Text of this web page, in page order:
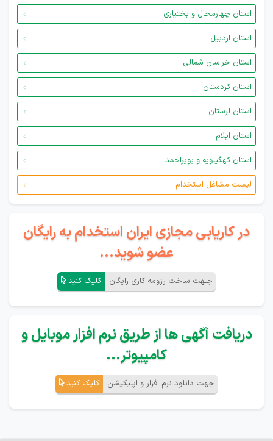
استان چهارمحال و بختیاری
استان اردبیل
استان خراسان شمالی
استان کردستان
استان لرستان
استان ایلام
استان کهگیلویه و بویراحمد
لیست مشاغل استخدام
در کاریابی مجازی ایران استخدام به رایگان
عضو شوید...
جـهت ساخت رزومه کاری رایگان کلیک کنید
دریافت آگهی ها از طریق نرم افزار موبایل و
کامپیوتر...
جهت دانلود نرم افزار و اپلیکیشن کلیک کنید